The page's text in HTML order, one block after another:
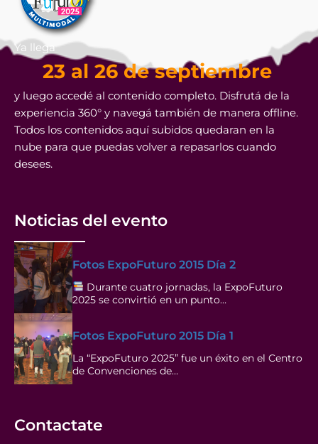
Ya llega
23 al 26 de septiembre
y luego accedé al contenido completo. Disfrutá de la
experiencia 360° y navegá también de manera offline.
Todos los contenidos aquí subidos quedaran en la
nube para que puedas volver a repasarlos cuando
desees.
Noticias del evento
Fotos ExpoFuturo 2015 Día 2
Durante cuatro jornadas, la ExpoFuturo
2025 se convirtió en un punto…
Fotos ExpoFuturo 2015 Día 1
La “ExpoFuturo 2025” fue un éxito en el Centro
de Convenciones de…
Contactate